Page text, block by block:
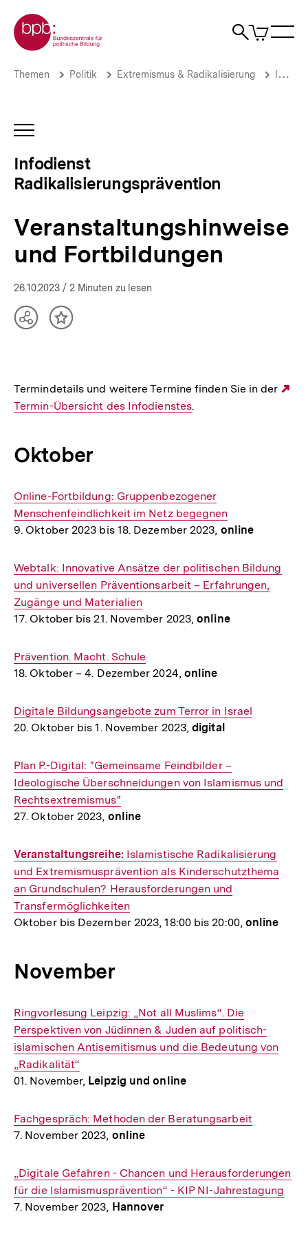
zum
Seiteninhalt
springen
Zur Startseite der bpb
Suche
Artikel
im
Veranstaltungshinweise
Infodienst
Radikalisierungsprävention
bpb.de
Brotkrümelnavigation
Pfadnavigation
Themen Politik Extremismus & Radikalisierung
INHALTSNAVIGATION
Infodienst
Radikalisierungsprävention
Veranstaltungshinweise
und Fortbildungen
26.10.2023 / 2 Minuten zu lesen
TeilenInhalt
Termindetails und weitere Termine finden Sie in der
Termin-Übersicht des Infodienstes.
Oktober
Interner
Link:
Online-Fortbildung: Gruppenbezogener
Menschenfeindlichkeit im Netz begegnen
9. Oktober 2023 bis 18. Dezember 2023, online
Interner
Link:
Webtalk: Innovative Ansätze der politischen Bildung
und universellen Präventionsarbeit – Erfahrungen,
Zugänge und Materialien
17. Oktober bis 21. November 2023,online
Interner
Link:
Prävention. Macht. Schule
18. Oktober – 4. Dezember 2024, online
Interner
Link:
Digitale Bildungsangebote zum Terror in Israel
20. Oktober bis 1. November 2023,digital
Interner
Link:
Plan P.-Digital: "Gemeinsame Feindbilder –
Ideologische Überschneidungen von Islamismus und
Rechtsextremismus"
27. Oktober 2023, online
Interner
Link:
Veranstaltungsreihe: Islamistische Radikalisierung
und Extremismusprävention als Kinderschutzthema
an Grundschulen? Herausforderungen und
Transfermöglichkeiten
Oktober bis Dezember 2023, 18:00 bis 20:00, online
November
Interner
Link:
Ringvorlesung Leipzig: „Not all Muslims“. Die
Perspektiven von Jüdinnen & Juden auf politisch-
islamischen Antisemitismus und die Bedeutung von
„Radikalität“
01. November, Leipzig und online
Interner
Link:
Fachgespräch: Methoden der Beratungsarbeit
7. November 2023, online
Interner
Link:
„Digitale Gefahren - Chancen und Herausforderungen
für die Islamismusprävention“ - KIP NI-Jahrestagung
7. November 2023, Hannover